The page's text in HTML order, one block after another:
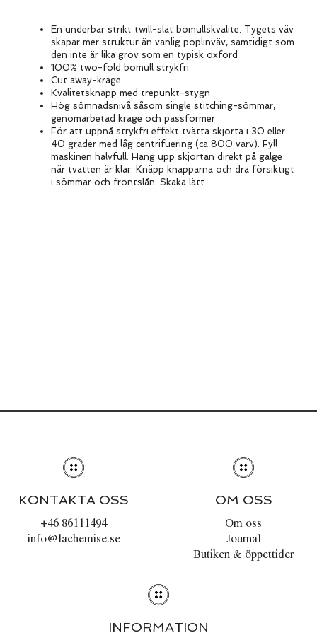
En underbar strikt twill-slät bomullskvalite. Tygets väv
skapar mer struktur än vanlig poplinväv, samtidigt som
den inte är lika grov som en typisk oxford
100% two-fold bomull strykfri
Cut away-krage
Kvalitetsknapp med trepunkt-stygn
Hög sömnadsnivå såsom single stitching-sömmar,
genomarbetad krage och passformer
För att uppnå strykfri effekt tvätta skjorta i 30 eller
40 grader med låg centrifuering (ca 800 varv). Fyll
maskinen halvfull. Häng upp skjortan direkt på galge
när tvätten är klar. Knäpp knapparna och dra försiktigt
i sömmar och frontslån. Skaka lätt
KONTAKTA OSS
+46 86111494
info@lachemise.se
OM OSS
Om oss
Journal
Butiken & öppettider
INFORMATION